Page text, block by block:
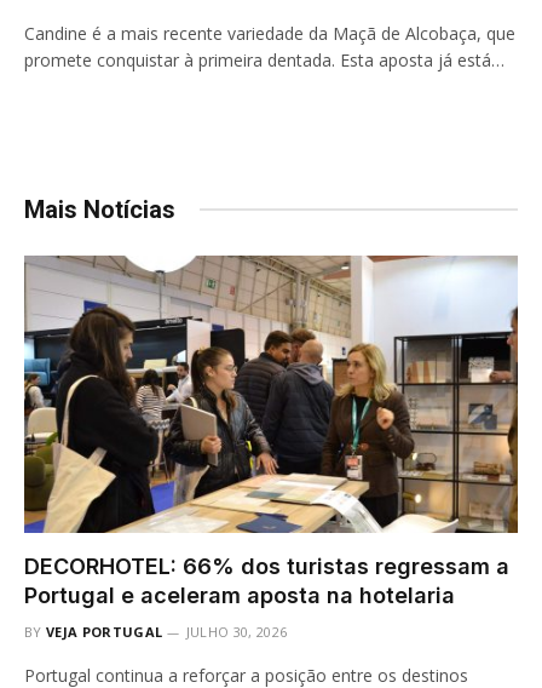
Candine é a mais recente variedade da Maçã de Alcobaça, que
promete conquistar à primeira dentada. Esta aposta já está…
Mais Notícias
DECORHOTEL: 66% dos turistas regressam a
Portugal e aceleram aposta na hotelaria
BY VEJA PORTUGAL JULHO 30, 2026
Portugal continua a reforçar a posição entre os destinos